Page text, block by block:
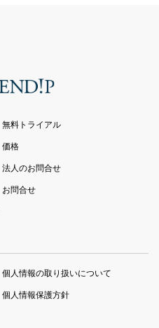
無料トライアル
価格
法人のお問合せ
お問合せ
個人情報の取り扱いについて
個人情報保護方針